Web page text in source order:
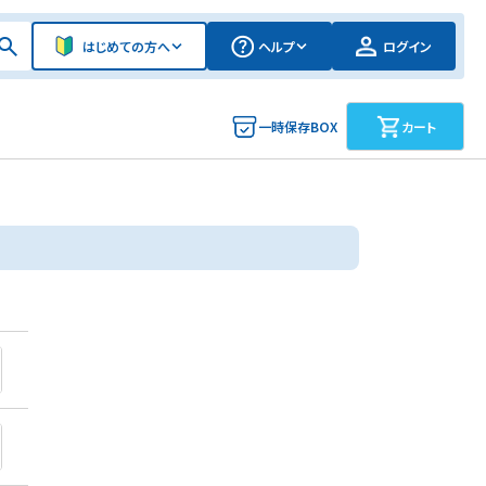
はじめての方へ ヘルプ ログイン
一時保存BOX カート